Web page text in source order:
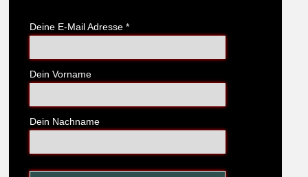
Deine E-Mail Adresse *
Dein Vorname
Dein Nachname